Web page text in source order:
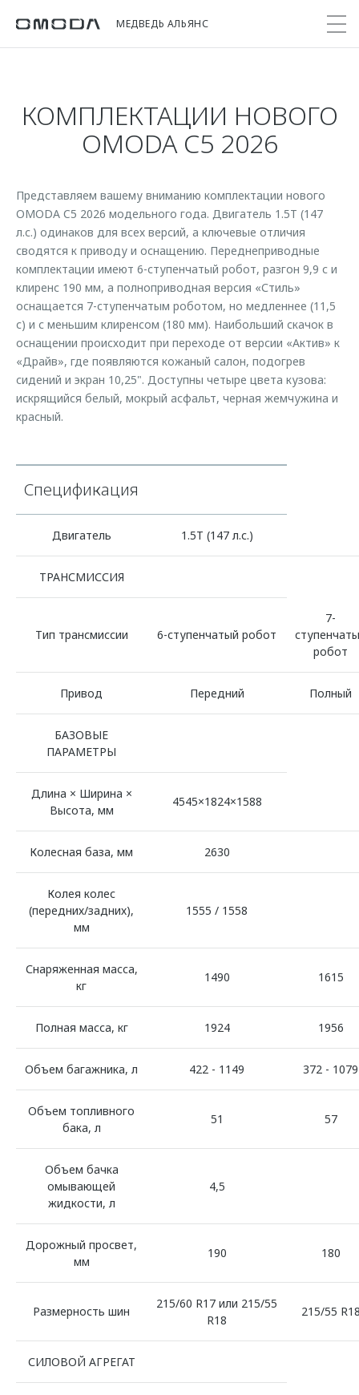
МЕДВЕДЬ АЛЬЯНС
Модели
C7
от 2 739 000 ₽*
Покупателям
Выбор и покупка
Записаться на тест-драйв
Cпецпредложения
Прайс-листы
OMODA Лизинг
Кредит и страхование
Кредитные программы
Страхование
Кредитный калькулятор
Оригинальные аксессуары
Трейд-ин
Калькулятор трейд-ин
Владельцам
Кузовной ремонт
Поддержка
Помощь на дороге
Гарантия
Дополнительная техническая поддержка
Руководства по эксплуатации
Клиентская поддержка
O&J Автоклуб
Аксессуары
Одежда и сувениры
Оригинальные аксессуары
Запчасти
Мир OMODA
Онлайн-сервисы
Приложение O&J
Клуб владельцев OMODA
Бренд JAECOO
Правовая информация
Обратная связь
КОМПЛЕКТАЦИИ НОВОГО
OMODA C5 2026
Представляем вашему вниманию комплектации нового
OMODA C5 2026 модельного года. Двигатель 1.5T (147
л.с.) одинаков для всех версий, а ключевые отличия
сводятся к приводу и оснащению. Переднеприводные
комплектации имеют 6-ступенчатый робот, разгон 9,9 с и
клиренс 190 мм, а полноприводная версия «Стиль»
оснащается 7-ступенчатым роботом, но медленнее (11,5
с) и с меньшим клиренсом (180 мм). Наибольший скачок в
оснащении происходит при переходе от версии «Актив» к
«Драйв», где появляются кожаный салон, подогрев
сидений и экран 10,25". Доступны четыре цвета кузова:
искрящийся белый, мокрый асфальт, черная жемчужина и
красный.
Спецификация
Двигатель 1.5T (147 л.с.)
ТРАНСМИССИЯ
Тип трансмиссии 6-ступенчатый робот
7-
робот
Привод Передний Полный
БАЗОВЫЕ
ПАРАМЕТРЫ
Длина × Ширина ×
Высота, мм
4545×1824×1588
Колесная база, мм 2630
Колея колес
(передних/задних),
мм
1555 / 1558
Снаряженная масса,
кг
1490 1615
Полная масса, кг 1924 1956
Объем багажника, л 422 - 1149 372 - 1079
Объем топливного
бака, л
51 57
Объем бачка
омывающей
жидкости, л
4,5
Дорожный просвет,
мм
190 180
Размерность шин
215/60 R17 или 215/55
R18
215/55
СИЛОВОЙ АГРЕГАТ